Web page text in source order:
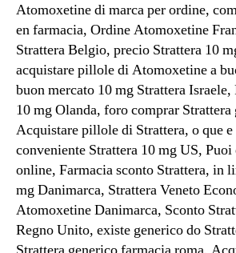
Atomoxetine di marca per ordine,
en farmacia, Ordine Atomoxetine
Strattera Belgio, precio Strattera 10
acquistare pillole di Atomoxetine a
buon mercato 10 mg Strattera Israele,
10 mg Olanda, foro comprar Strattera
Acquistare pillole di Strattera, o que
conveniente Strattera 10 mg US,
online, Farmacia sconto Strattera, in
mg Danimarca, Strattera Veneto
Atomoxetine Danimarca, Sconto
Regno Unito, existe generico do